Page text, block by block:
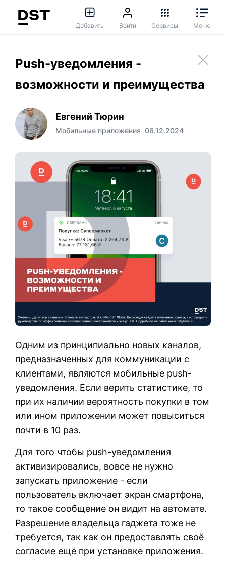
Добавить Войти Сервисы Меню
Push-уведомления -
возможности и преимущества
Евгений Тюрин
Мобильные приложения 06.12.2024
Одним из принципиально новых каналов,
предназначенных для коммуникации с
клиентами, являются мобильные push-
уведомления. Если верить статистике, то
при их наличии вероятность покупки в том
или ином приложении может повыситься
почти в 10 раз.
Для того чтобы push-уведомления
активизировались, вовсе не нужно
запускать приложение - если
пользователь включает экран смартфона,
то такое сообщение он видит на автомате.
Разрешение владельца гаджета тоже не
требуется, так как он предоставлять своё
согласие ещё при установке приложения.